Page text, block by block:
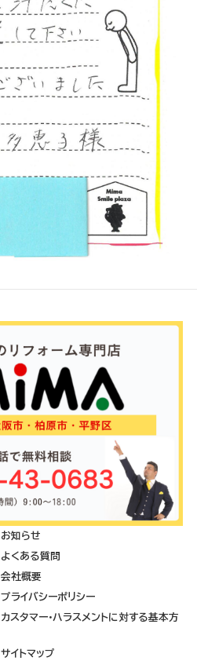
お知らせ
よくある質問
会社概要
プライバシーポリシー
カスタマー・ハラスメントに対する基本方
サイトマップ